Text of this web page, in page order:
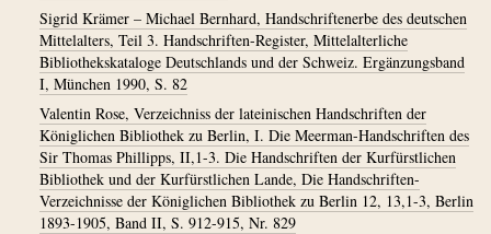
Sigrid Krämer – Michael Bernhard, Handschriftenerbe des deutschen
Mittelalters, Teil 3. Handschriften-Register, Mittelalterliche
Bibliothekskataloge Deutschlands und der Schweiz. Ergänzungsband
I, München 1990, S. 82
Valentin Rose, Verzeichniss der lateinischen Handschriften der
Königlichen Bibliothek zu Berlin, I. Die Meerman-Handschriften des
Sir Thomas Phillipps, II,1-3. Die Handschriften der Kurfürstlichen
Bibliothek und der Kurfürstlichen Lande, Die Handschriften-
Verzeichnisse der Königlichen Bibliothek zu Berlin 12, 13,1-3, Berlin
1893-1905, Band II, S. 912-915, Nr. 829